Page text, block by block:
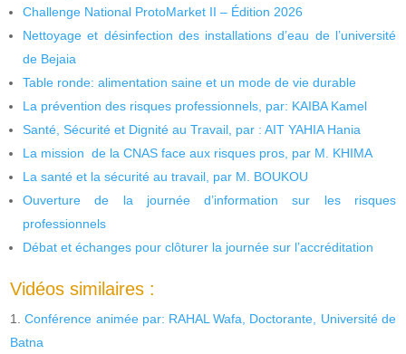
Challenge National ProtoMarket II – Édition 2026
Nettoyage et désinfection des installations d’eau de l’université
de Bejaia
Table ronde: alimentation saine et un mode de vie durable
La prévention des risques professionnels, par: KAIBA Kamel
Santé, Sécurité et Dignité au Travail, par : AIT YAHIA Hania
La mission de la CNAS face aux risques pros, par M. KHIMA
La santé et la sécurité au travail, par M. BOUKOU
Ouverture de la journée d’information sur les risques
professionnels
Débat et échanges pour clôturer la journée sur l’accréditation
Vidéos similaires :
Conférence animée par: RAHAL Wafa, Doctorante, Université de
Batna